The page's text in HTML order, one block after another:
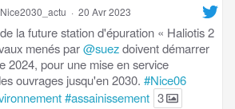
· 20 Avr 2023
la future station d'épuration « Haliotis 2
menés par@suezdoivent démarrer
2024, pour une mise en service
ouvrages jusqu'en 2030. #Nice06
#assainissement 3